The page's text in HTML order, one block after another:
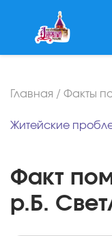
Главная / Факты
Житейские
Факт
р.Б.